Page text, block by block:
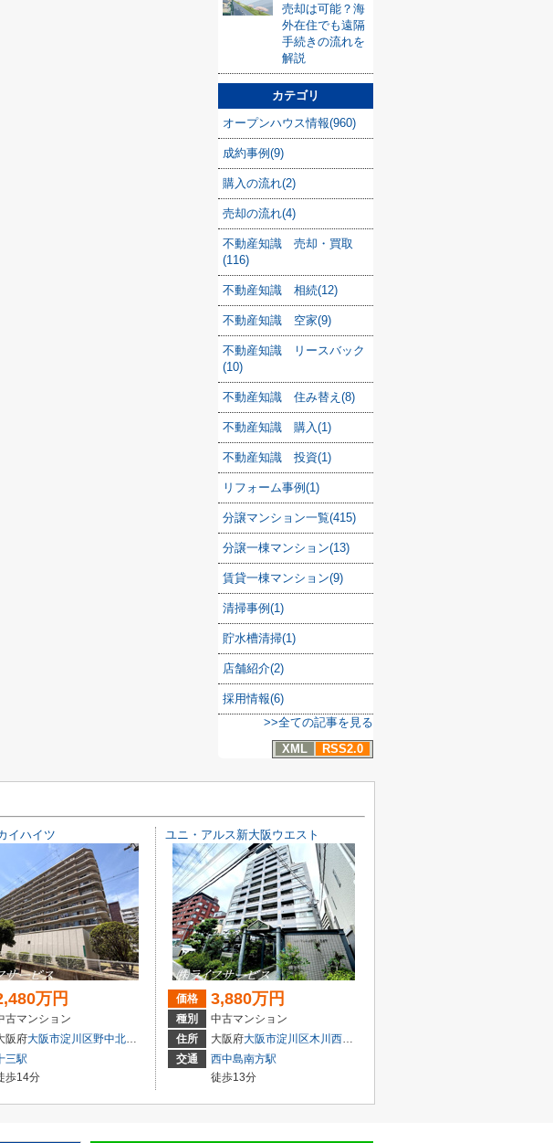
売却は可能？海
外在住でも遠隔
手続きの流れを
解説
カテゴリ
オープンハウス情報(960)
成約事例(9)
購入の流れ(2)
売却の流れ(4)
不動産知識 売却・買取
(116)
不動産知識 相続(12)
不動産知識 空家(9)
不動産知識 リースバック
(10)
不動産知識 住み替え(8)
不動産知識 購入(1)
不動産知識 投資(1)
リフォーム事例(1)
分譲マンション一覧(415)
分譲一棟マンション(13)
賃貸一棟マンション(9)
清掃事例(1)
貯水槽清掃(1)
店舗紹介(2)
採用情報(6)
>>全ての記事を見る
XML
RSS2.0
イハイツ
万円
古マンション
阪府大阪市淀川区野中北２丁目3-5
三駅
歩14分
ユニ・アルス新大阪ウエスト
価格 3,880万円
種別
中古マンション
住所
大阪府大阪市淀川区木川西４丁目1-14
交通
西中島南方駅
徒歩13分